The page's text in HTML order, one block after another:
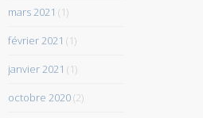
mars 2021 (1)
février 2021 (1)
janvier 2021 (1)
octobre 2020(2)